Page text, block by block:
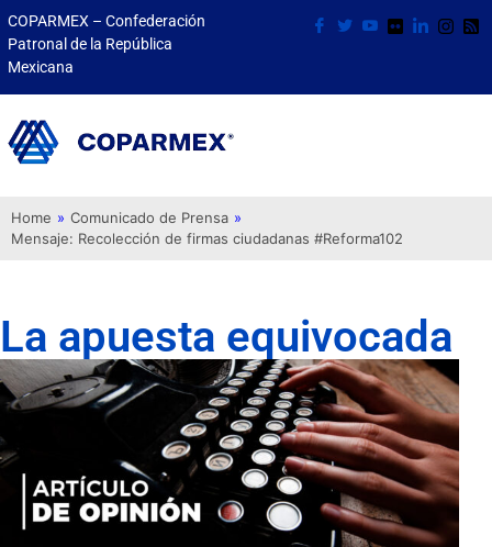
COPARMEX – Confederación
Patronal de la República
Mexicana
Home » Comunicado de Prensa »
Mensaje: Recolección de firmas ciudadanas #Reforma102
La apuesta equivocada